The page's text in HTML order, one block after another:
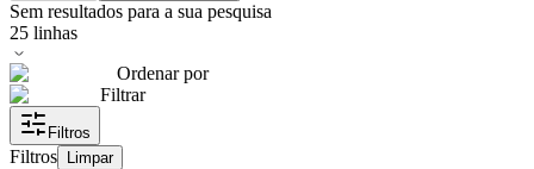
Sem resultados para a sua pesquisa
25 linhas
Ordenar por
Filtrar
Filtros
Filtros Limpar